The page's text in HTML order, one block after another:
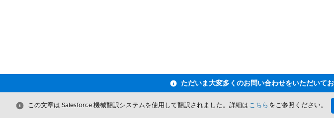
閉じる
この文章は Salesforce 機械翻訳システムを使用して翻訳されました。詳細はこちら をご参照ください。